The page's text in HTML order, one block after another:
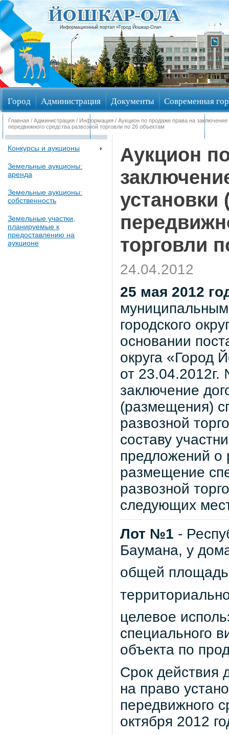
Информационный портал «Город Йошкар-Ола»
Город Администрация Документы Современная
Обращения граждан Общественные обсуждения
Главная / Администрация / Информация / Аукцион по продаже права на
передвижного средства развозной торговли по 26 объектам
Конкурсы и аукционы
Земельные аукционы:
аренда
Земельные аукционы:
собственность
Земельные участки,
планируемые к
предоставлению на
аукционе
Аукцион
установки
торговли
24.04.2012
25 мая 2012
городского
основании
округа «Город
от
заключение
(размещения)
развозной
составу
предложений о
размещение
развозной
следующих
Лот №1 -
Баумана, у
общей
целевое
специального
объекта по
Срок действия
на право
передвижного
октября 2012